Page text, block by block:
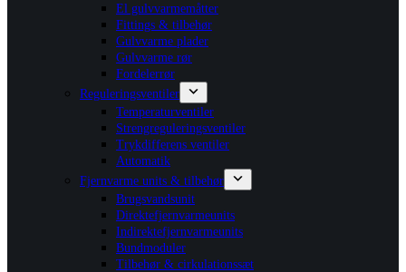
El gulvvarmemåtter
Fittings & tilbehør
Gulvvarme plader
Gulvvarme rør
Fordelerrør
Reguleringsventiler
Temperaturventiler
Strengreguleringsventiler
Trykdifferens ventiler
Automatik
Fjernvarme units & tilbehør
Brugsvandsunit
Direktefjernvarmeunits
Indirektefjernvarmeunits
Bundmoduler
Tilbehør & cirkulationssæt